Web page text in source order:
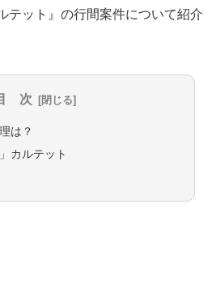
テット』の行間案件について紹介
次
は？
カルテット